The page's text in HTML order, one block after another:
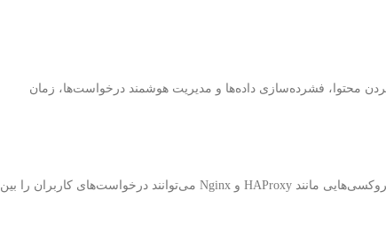
محتوا، فشرده‌سازی داده‌ها و مدیریت هوشمند درخواست‌ها، زمان
در سامانه‌های پرترافیک، یک سرور به تنهایی قادر به پاسخگویی به تمامی درخواست‌ها نیست. پروکسی‌هایی مانند HAProxy و Nginx می‌توانند درخواست‌های کاربران را بین